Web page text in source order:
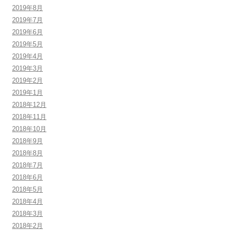
2019年8月
2019年7月
2019年6月
2019年5月
2019年4月
2019年3月
2019年2月
2019年1月
2018年12月
2018年11月
2018年10月
2018年9月
2018年8月
2018年7月
2018年6月
2018年5月
2018年4月
2018年3月
2018年2月